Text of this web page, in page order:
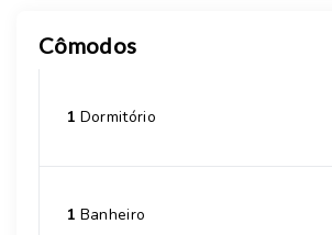
Cômodos
1 Dormitório
1 Banheiro